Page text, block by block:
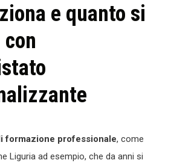
e quanto si
formazione professionale, come
Liguria ad esempio, che da anni si